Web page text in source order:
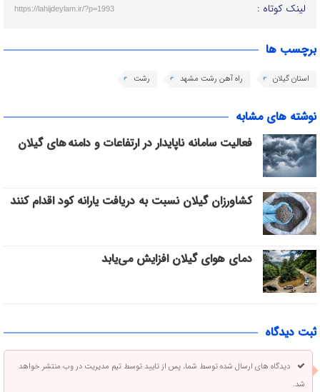
لینک کوتاه : https://lahijdeylam.ir/?p=1993
برچسب ها
استان گیلان راه آهن رشت مشهد رشت
نوشته های مشابه
فعالیت سامانه ناپایدار در ارتفاعات و دامنه های گیلان
کشاورزان گیلان نسبت به دریافت یارانه کود اقدام کنند
دمای هوای گیلان افزایش می‌یابد
ثبت دیدگاه
دیدگاه های ارسال شده توسط شما، پس از تایید توسط تیم مدیریت در وب منتشر خواهد
شد.